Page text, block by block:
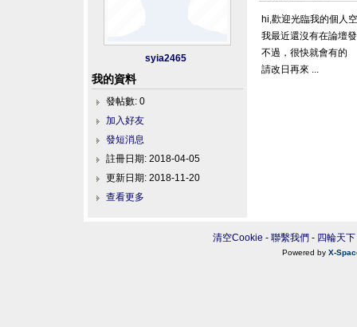
hi,歡迎光臨我的個人
我最近還沒有在論壇
不過，很快就會有的
請改日再來 ...
syia2465
我的資料
發帖數: 0
加入好友
發短消息
註冊日期: 2018-04-05
更新日期: 2018-11-20
查看更多
清空Cookie - 聯繫我們 - 四輪天下
Powered by X-